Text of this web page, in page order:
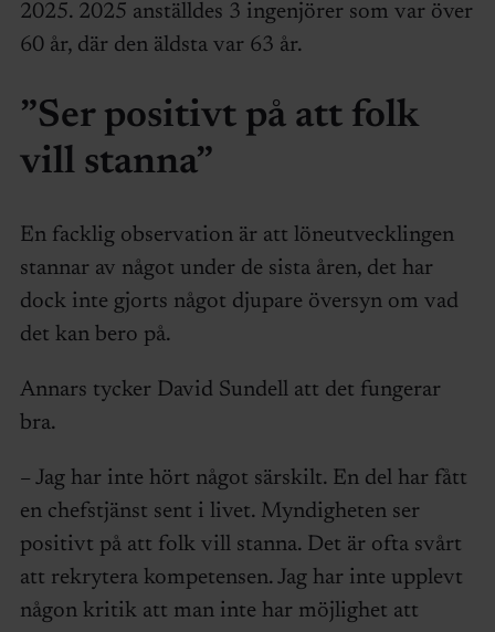
2025. 2025 anställdes 3 ingenjörer som var över
60 år, där den äldsta var 63 år.
”Ser positivt på att folk
vill stanna”
En facklig observation är att löneutvecklingen
stannar av något under de sista åren, det har
dock inte gjorts något djupare översyn om vad
det kan bero på.
Annars tycker David Sundell att det fungerar
bra.
– Jag har inte hört något särskilt. En del har fått
en chefstjänst sent i livet. Myndigheten ser
positivt på att folk vill stanna. Det är ofta svårt
att rekrytera kompetensen. Jag har inte upplevt
någon kritik att man inte har möjlighet att